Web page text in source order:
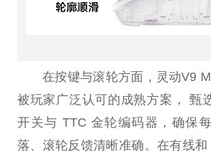
在按键与滚轮方面，灵动V9
被玩家广泛认可的成熟方案， 甄
开关与 TTC 金轮编码器，确保
落、滚轮反馈清晰准确。在有线